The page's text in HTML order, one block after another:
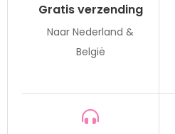
Gratis verzending
Naar Nederland &
België